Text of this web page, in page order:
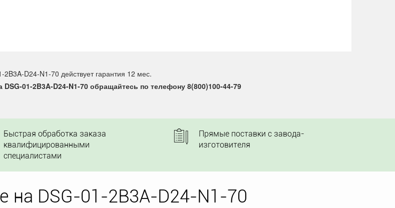
2B3A-D24-N1-70 действует гарантия 12 мес.
01-2B3A-D24-N1-70 обращайтесь по телефону 8(800)100-44-79
Быстрая обработка заказа
квалифицированными
специалистами
Прямые поставки с завода-
изготовителя
на DSG-01-2B3A-D24-N1-70